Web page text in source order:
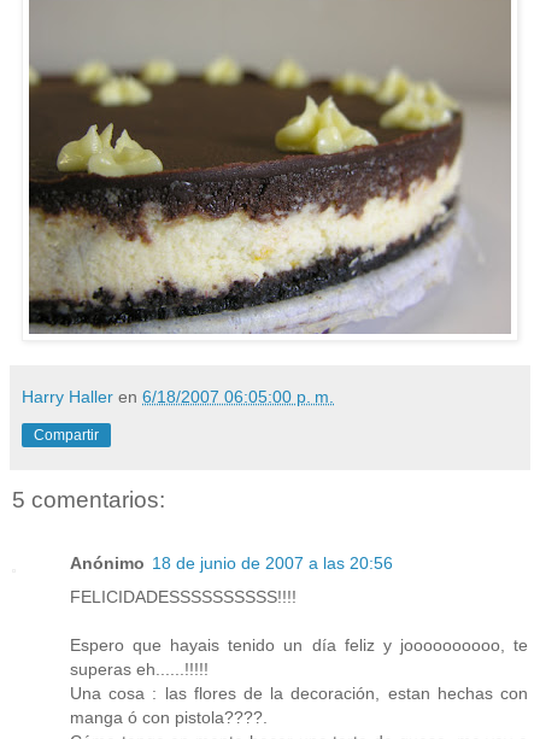
Harry Haller en 6/18/2007 06:05:00 p. m.
Compartir
5 comentarios:
Anónimo 18 de junio de 2007 a las 20:56
FELICIDADESSSSSSSSSS!!!!
Espero que hayais tenido un día feliz y joooooooooo, te
superas eh......!!!!!
Una cosa : las flores de la decoración, estan hechas con
manga ó con pistola????.